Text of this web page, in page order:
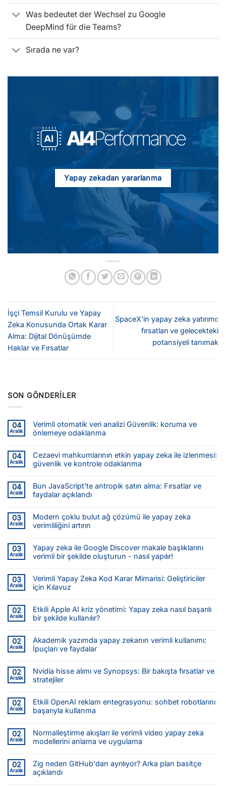
Was bedeutet der Wechsel zu Google
DeepMind für die Teams?
Sırada ne var?
Yapay zekadan yararlanma
İşçi Temsil Kurulu ve Yapay
Zeka Konusunda Ortak Karar
Alma: Dijital Dönüşümde
Haklar ve Fırsatlar
SpaceX'in yapay zeka yatırımı:
fırsatları ve gelecekteki
potansiyeli tanımak
SON GÖNDERILER
04
Aralık
Verimli otomatik veri analizi Güvenlik: koruma ve
önlemeye odaklanma
04
Aralık
Cezaevi mahkumlarının etkin yapay zeka ile izlenmesi:
güvenlik ve kontrole odaklanma
04
Aralık
Bun JavaScript'te antropik satın alma: Fırsatlar ve
faydalar açıklandı
03
Aralık
Modern çoklu bulut ağ çözümü ile yapay zeka
verimliliğini artırın
03
Aralık
Yapay zeka ile Google Discover makale başlıklarını
verimli bir şekilde oluşturun - nasıl yapılır!
03
Aralık
Verimli Yapay Zeka Kod Karar Mimarisi: Geliştiriciler
için Kılavuz
02
Aralık
Etkili Apple AI kriz yönetimi: Yapay zeka nasıl başarılı
bir şekilde kullanılır?
02
Aralık
Akademik yazımda yapay zekanın verimli kullanımı:
İpuçları ve faydalar
02
Aralık
Nvidia hisse alımı ve Synopsys: Bir bakışta fırsatlar ve
stratejiler
02
Aralık
Etkili OpenAI reklam entegrasyonu: sohbet robotlarını
başarıyla kullanma
02
Aralık
Normalleştirme akışları ile verimli video yapay zeka
modellerini anlama ve uygulama
02
Aralık
Zig neden GitHub'dan ayrılıyor? Arka plan basitçe
açıklandı